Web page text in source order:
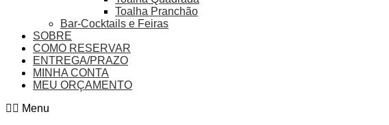
Toalha Pranchão
Bar-Cocktails e Feiras
SOBRE
COMO RESERVAR
ENTREGA/PRAZO
MINHA CONTA
MEU ORÇAMENTO
Menu